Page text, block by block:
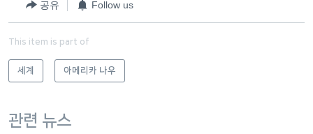
공유 Follow us
This item is part of
세계 아메리카 나우
관련 뉴스